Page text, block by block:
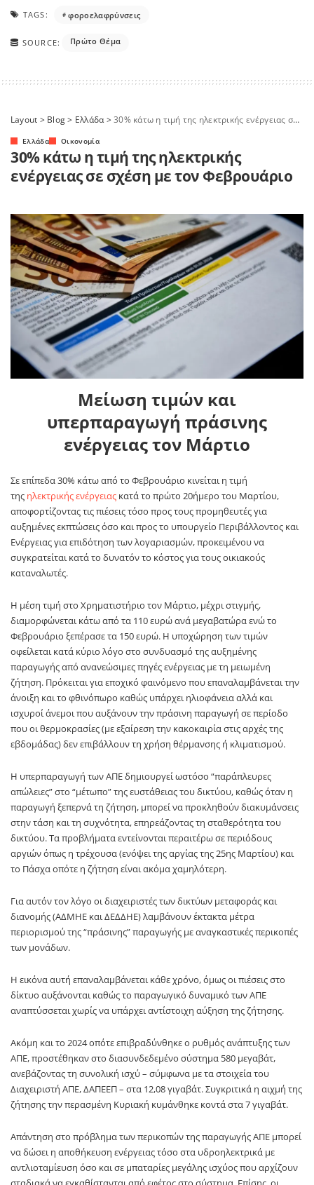
TAGS: φοροελαφρύνσεις
SOURCE: Πρώτο Θέμα
Layout > Blog> Ελλάδα>30% κάτω η τιμή της ηλεκτρικής ενέργειας σε σχέση με τον Φεβρουάριο
Ελλάδα Οικονομία
30% κάτω η τιμή της ηλεκτρικής
ενέργειας σε σχέση με τον Φεβρουάριο
Μείωση τιμών και
υπερπαραγωγή πράσινης
ενέργειας τον Μάρτιο
Σε επίπεδα 30% κάτω από το Φεβρουάριο κινείται η τιμή
της ηλεκτρικής ενέργειας κατά το πρώτο 20ήμερο του Μαρτίου,
αποφορτίζοντας τις πιέσεις τόσο προς τους προμηθευτές για
αυξημένες εκπτώσεις όσο και προς το υπουργείο Περιβάλλοντος και
Ενέργειας για επιδότηση των λογαριασμών, προκειμένου να
συγκρατείται κατά το δυνατόν το κόστος για τους οικιακούς
καταναλωτές.
Η μέση τιμή στο Χρηματιστήριο τον Μάρτιο, μέχρι στιγμής,
διαμορφώνεται κάτω από τα 110 ευρώ ανά μεγαβατώρα ενώ το
Φεβρουάριο ξεπέρασε τα 150 ευρώ. Η υποχώρηση των τιμών
οφείλεται κατά κύριο λόγο στο συνδυασμό της αυξημένης
παραγωγής από ανανεώσιμες πηγές ενέργειας με τη μειωμένη
ζήτηση. Πρόκειται για εποχικό φαινόμενο που επαναλαμβάνεται την
άνοιξη και το φθινόπωρο καθώς υπάρχει ηλιοφάνεια αλλά και
ισχυροί άνεμοι που αυξάνουν την πράσινη παραγωγή σε περίοδο
που οι θερμοκρασίες (με εξαίρεση την κακοκαιρία στις αρχές της
εβδομάδας) δεν επιβάλλουν τη χρήση θέρμανσης ή κλιματισμού.
Η υπερπαραγωγή των ΑΠΕ δημιουργεί ωστόσο “παράπλευρες
απώλειες” στο “μέτωπο” της ευστάθειας του δικτύου, καθώς όταν η
παραγωγή ξεπερνά τη ζήτηση, μπορεί να προκληθούν διακυμάνσεις
στην τάση και τη συχνότητα, επηρεάζοντας τη σταθερότητα του
δικτύου. Τα προβλήματα εντείνονται περαιτέρω σε περιόδους
αργιών όπως η τρέχουσα (ενόψει της αργίας της 25ης Μαρτίου) και
το Πάσχα οπότε η ζήτηση είναι ακόμα χαμηλότερη.
Για αυτόν τον λόγο οι διαχειριστές των δικτύων μεταφοράς και
διανομής (ΑΔΜΗΕ και ΔΕΔΔΗΕ) λαμβάνουν έκτακτα μέτρα
περιορισμού της “πράσινης” παραγωγής με αναγκαστικές περικοπές
των μονάδων.
Η εικόνα αυτή επαναλαμβάνεται κάθε χρόνο, όμως οι πιέσεις στο
δίκτυο αυξάνονται καθώς το παραγωγικό δυναμικό των ΑΠΕ
αναπτύσσεται χωρίς να υπάρχει αντίστοιχη αύξηση της ζήτησης.
Ακόμη και το 2024 οπότε επιβραδύνθηκε ο ρυθμός ανάπτυξης των
ΑΠΕ, προστέθηκαν στο διασυνδεδεμένο σύστημα 580 μεγαβάτ,
ανεβάζοντας τη συνολική ισχύ – σύμφωνα με τα στοιχεία του
Διαχειριστή ΑΠΕ, ΔΑΠΕΕΠ – στα 12,08 γιγαβάτ. Συγκριτικά η αιχμή της
ζήτησης την περασμένη Κυριακή κυμάνθηκε κοντά στα 7 γιγαβάτ.
Απάντηση στο πρόβλημα των περικοπών της παραγωγής ΑΠΕ μπορεί
να δώσει η αποθήκευση ενέργειας τόσο στα υδροηλεκτρικά με
αντλιοταμίευση όσο και σε μπαταρίες μεγάλης ισχύος που αρχίζουν